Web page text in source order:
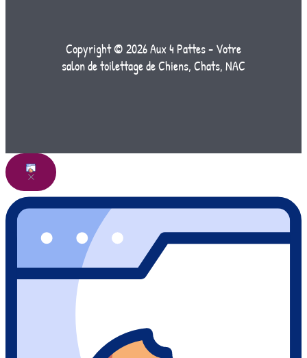
Copyright © 2026 Aux 4 Pattes - Votre
salon de toilettage de Chiens, Chats, NAC